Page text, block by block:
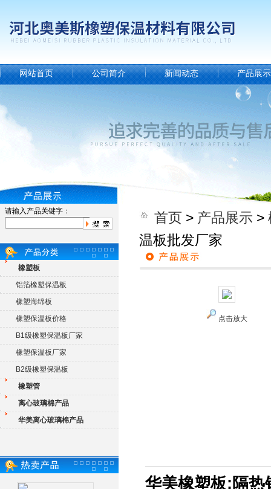
网站首页 公司简介 新闻动态 产品展示
请输入产品关键字：
橡塑板
铝箔橡塑保温板
橡塑海绵板
橡塑保温板价格
B1级橡塑保温板厂家
橡塑保温板厂家
B2级橡塑保温板
橡塑管
离心玻璃棉产品
华美离心玻璃棉产品
首页 > 产品展示 >
温板批发厂家
点击放大
华美橡塑板;隔热